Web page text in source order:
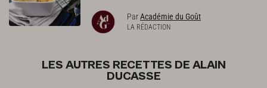
ParAcadémie du Goût
LA RÉDACTION
LES AUTRES RECETTES DE ALAIN
DUCASSE